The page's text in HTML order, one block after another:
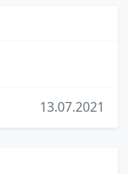
13.07.2021